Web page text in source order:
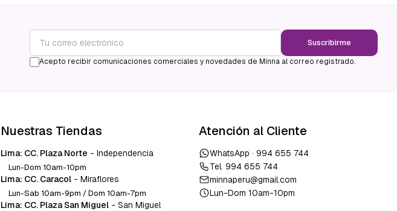
Suscribirme
Acepto recibir comunicaciones comerciales y novedades de Minna al correo registrado.
Nuestras Tiendas
Lima: CC. Plaza Norte - Independencia
Lun-Dom 10am-10pm
Lima: CC. Caracol - Miraflores
Lun-Sab 10am-9pm / Dom 10am-7pm
Lima: CC. Plaza San Miguel - San Miguel
Atención al Cliente
WhatsApp · 994 655 744
Tel. 994 655 744
minnaperu@gmail.com
Lun-Dom 10am-10pm